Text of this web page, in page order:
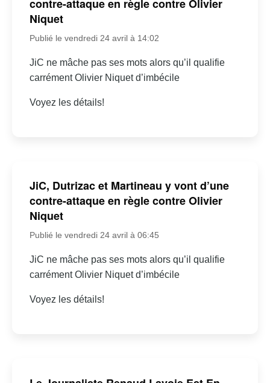
contre-attaque en règle contre Olivier
Niquet
Publié le vendredi 24 avril à 14:02
JiC ne mâche pas ses mots alors qu’il qualifie
carrément Olivier Niquet d’imbécile
Voyez les détails!
JiC, Dutrizac et Martineau y vont d’une
contre-attaque en règle contre Olivier
Niquet
Publié le vendredi 24 avril à 06:45
JiC ne mâche pas ses mots alors qu’il qualifie
carrément Olivier Niquet d’imbécile
Voyez les détails!